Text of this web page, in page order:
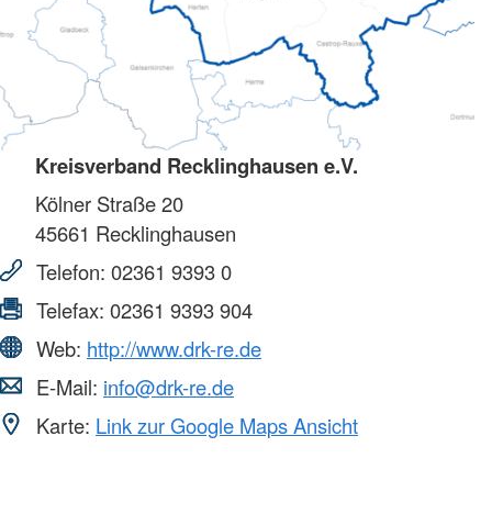
Kreisverband Recklinghausen e.V.
Kölner Straße 20
45661 Recklinghausen
Telefon: 02361 9393 0
Telefax: 02361 9393 904
Web: http://www.drk-re.de
E-Mail: info@drk-re.de
Karte: Link zur Google Maps Ansicht